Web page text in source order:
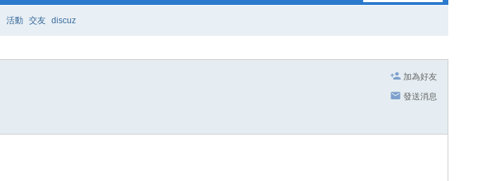
活動 交友 discuz
加為好友
發送消息